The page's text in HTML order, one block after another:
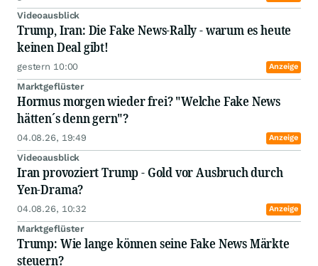
Videoausblick
Trump, Iran: Die Fake News-Rally - warum es heute
keinen Deal gibt!
gestern 10:00 Anzeige
Marktgeflüster
Hormus morgen wieder frei? "Welche Fake News
hätten´s denn gern"?
04.08.26, 19:49 Anzeige
Videoausblick
Iran provoziert Trump - Gold vor Ausbruch durch
Yen-Drama?
04.08.26, 10:32 Anzeige
Marktgeflüster
Trump: Wie lange können seine Fake News Märkte
steuern?